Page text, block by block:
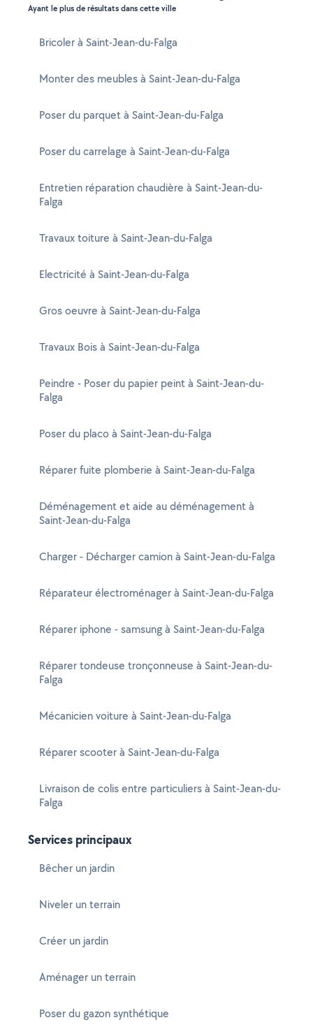
Ayant le plus de résultats dans cette ville
Bricoler à Saint-Jean-du-Falga
Monter des meubles à Saint-Jean-du-Falga
Poser du parquet à Saint-Jean-du-Falga
Poser du carrelage à Saint-Jean-du-Falga
Entretien réparation chaudière à Saint-Jean-du-
Falga
Travaux toiture à Saint-Jean-du-Falga
Electricité à Saint-Jean-du-Falga
Gros oeuvre à Saint-Jean-du-Falga
Travaux Bois à Saint-Jean-du-Falga
Peindre - Poser du papier peint à Saint-Jean-du-
Falga
Poser du placo à Saint-Jean-du-Falga
Réparer fuite plomberie à Saint-Jean-du-Falga
Déménagement et aide au déménagement à
Saint-Jean-du-Falga
Charger - Décharger camion à Saint-Jean-du-Falga
Réparateur électroménager à Saint-Jean-du-Falga
Réparer iphone - samsung à Saint-Jean-du-Falga
Réparer tondeuse tronçonneuse à Saint-Jean-du-
Falga
Mécanicien voiture à Saint-Jean-du-Falga
Réparer scooter à Saint-Jean-du-Falga
Livraison de colis entre particuliers à Saint-Jean-du-
Falga
Services principaux
Bêcher un jardin
Niveler un terrain
Créer un jardin
Aménager un terrain
Poser du gazon synthétique